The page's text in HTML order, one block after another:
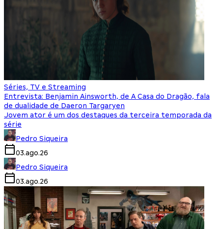
Séries, TV e Streaming
Entrevista: Benjamin Ainsworth, de A Casa do Dragão, fala
de dualidade de Daeron Targaryen
Jovem ator é um dos destaques da terceira temporada da
série
Pedro Siqueira
03.ago.26
Pedro Siqueira
03.ago.26